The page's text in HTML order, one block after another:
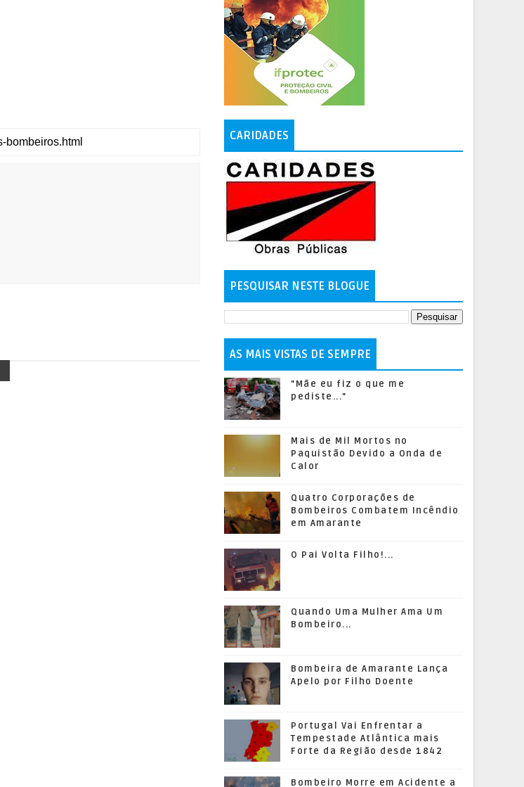
CARIDADES
PESQUISAR NESTE BLOGUE
AS MAIS VISTAS DE SEMPRE
"Mãe eu fiz o que me
pediste..."
Mais de Mil Mortos no
Paquistão Devido a Onda de
Calor
Quatro Corporações de
Bombeiros Combatem Incêndio
em Amarante
O Pai Volta Filho!...
Quando Uma Mulher Ama Um
Bombeiro...
Bombeira de Amarante Lança
Apelo por Filho Doente
Portugal Vai Enfrentar a
Tempestade Atlântica mais
Forte da Região desde 1842
Bombeiro Morre em Acidente a